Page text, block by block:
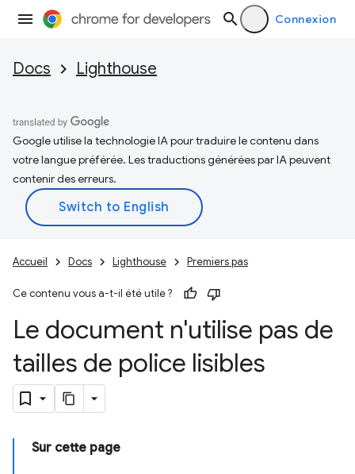
Connexion
Docs Lighthouse
Google utilise la technologie IA pour traduire le contenu dans
votre langue préférée. Les traductions générées par IA peuvent
contenir des erreurs.
Accueil Docs Lighthouse Premiers pas
Ce contenu vous a-t-il été utile ?
Le document n'utilise pas de
tailles de police lisibles
Sur cette page